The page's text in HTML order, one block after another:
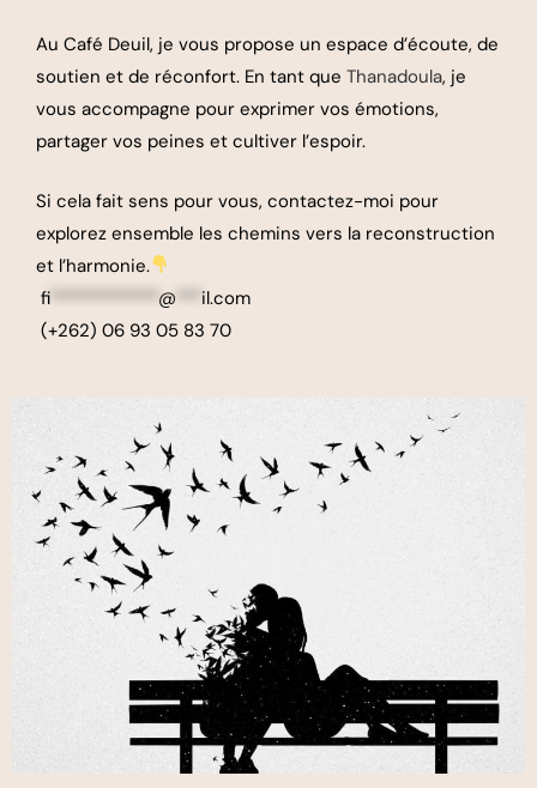
Au Café Deuil, je vous propose un espace d’écoute, de
soutien et de réconfort. En tant que Thanadoula, je
vous accompagne pour exprimer vos émotions,
partager vos peines et cultiver l’espoir.
Si cela fait sens pour vous, contactez-moi pour
explorez ensemble les chemins vers la reconstruction
et l’harmonie.
fi
@
il.com
(+262) 06 93 05 83 70